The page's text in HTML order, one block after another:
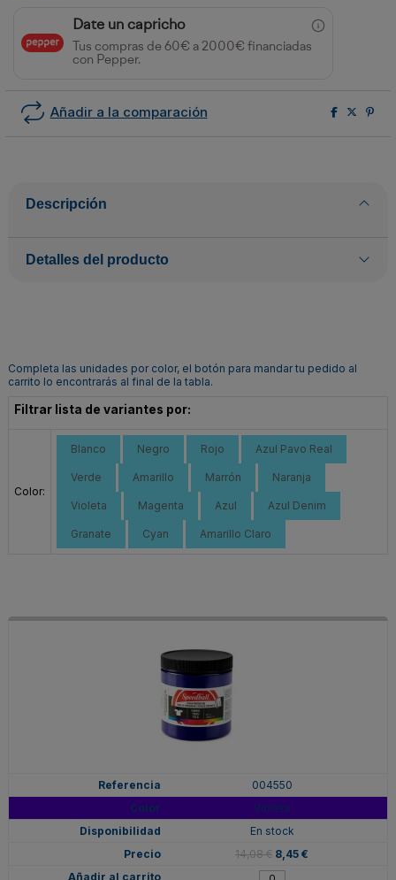
Date un capricho
Tus compras de 60€ a 2000€ financiadas
con Pepper.
Añadir a la comparación
Descripción
Detalles del producto
Completa las unidades por color, el botón para mandar tu pedido al
carrito lo encontrarás al final de la tabla.
Filtrar lista de variantes por:
Color:
Blanco Negro Rojo Azul Pavo Real
Verde Amarillo Marrón Naranja
Violeta Magenta Azul Azul Denim
Granate Cyan Amarillo Claro
004550
Violeta
En stock
14,08 € 8,45 €